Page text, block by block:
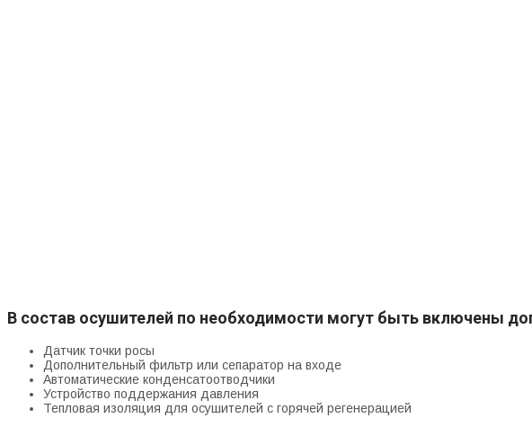
В состав осушителей по необходимости могут быть включены
Датчик точки росы
Дополнительный фильтр или сепаратор на входе
Автоматические конденсатоотводчики
Устройство поддержания давления
Тепловая изоляция для осушителей с горячей регенерацией